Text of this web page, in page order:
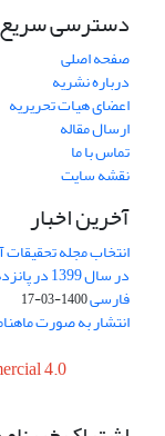
دسترسی سریع
صفحه اصلی
درباره نشریه
اعضای هیات تحریریه
ارسال مقاله
تماس با ما
نقشه سایت
آخرین اخبار
انتخاب مجله
در سال
فارسی1400-03-17
انتشار به صورت
4.0